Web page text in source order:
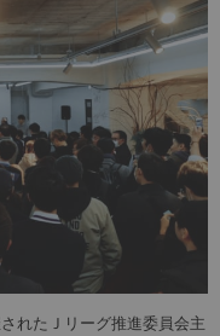
れたＪリーグ推進委員会主